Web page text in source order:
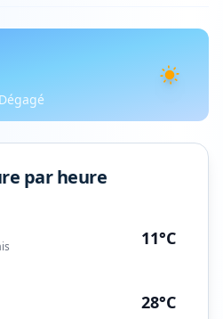
par heure
11°C
28°C